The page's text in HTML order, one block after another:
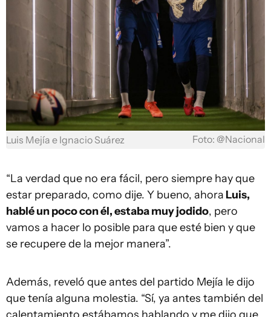
Luis Mejía e Ignacio Suárez Foto: @Nacional
“La verdad que no era fácil, pero siempre hay que
estar preparado, como dije. Y bueno, ahora Luis,
hablé un poco con él, estaba muy jodido, pero
vamos a hacer lo posible para que esté bien y que
se recupere de la mejor manera”.
Además, reveló que antes del partido Mejía le dijo
que tenía alguna molestia. “Sí, ya antes también del